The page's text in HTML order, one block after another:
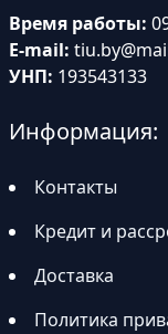
Время работы:
E-mail:
УНП: 193543133
Информация:
Контакты
Кредит и
Доставка
Политика